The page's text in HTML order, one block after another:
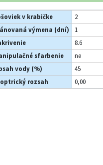
v krabičke 2
výmena (dní)
1
8.6
sfarbenie
ne
vody (%)
45
rozsah
0,00